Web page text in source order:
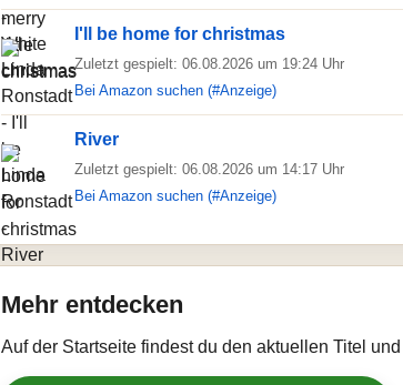
I'll be home for christmas
Zuletzt gespielt: 06.08.2026 um 19:24 Uhr
Bei Amazon suchen (#Anzeige)
River
Zuletzt gespielt: 06.08.2026 um 14:17 Uhr
Bei Amazon suchen (#Anzeige)
Mehr entdecken
Auf der Startseite findest du den aktuellen Titel